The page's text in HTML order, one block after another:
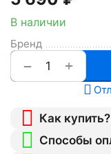
В наличии
Бренд
+
−
Как купить?
Способы